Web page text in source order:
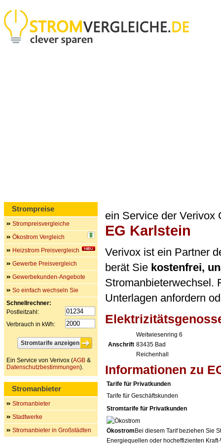
ein Service der Verivox
EG Karlstein
Verivox ist ein Partner
berät Sie kostenfrei,
Stromanbieterwechsel.
Unterlagen anfordern
Anschrift
Weitwiesenring 6
83435 Bad
Reichenhall
Informationen zu
Tarife für Privatkunden
Tarife für Geschäftskunden
Stromtarife für Privatkunden
Ökostrom Bei diesem Tarif beziehen Sie
Energiequellen oder hocheffizienten
Strompreise
Strompreisvergleiche
Ökostrom Vergleich
Heizstrom Preisvergleich
Gewerbe Preisvergleich
Gewerbekunden-Angebote
So einfach wechseln Sie
Schnellrechner:
Postleitzahl:
Verbrauch in kWh:
Ein Service von Verivox (AGB &
Datenschutzbestimmungen).
Stromanbieter
Stromanbieter
Stadtwerke
Stromanbieter in Großstädten